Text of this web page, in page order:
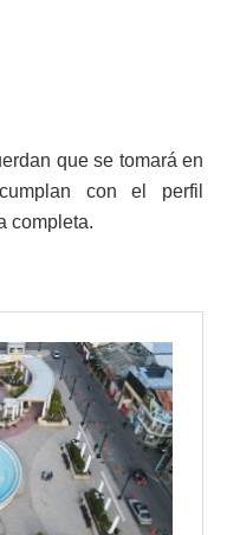
que se tomará en
con el perfil
completa.